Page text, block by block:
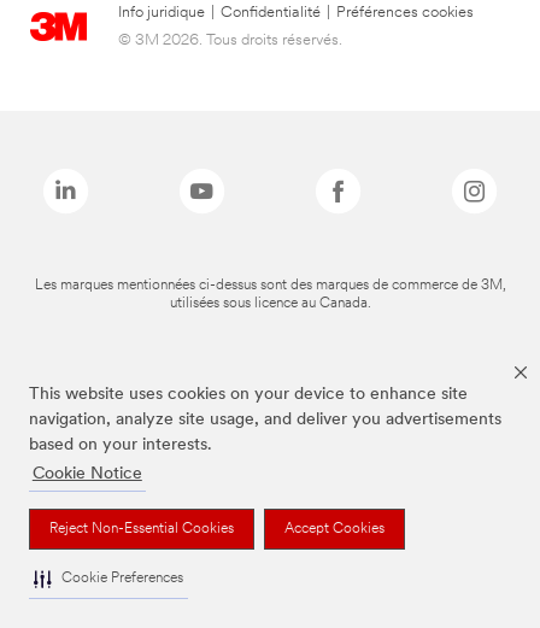
This website uses cookies on your device to enhance site
navigation, analyze site usage, and deliver you advertisements
based on your interests.
Cookie Notice
Reject Non-Essential Cookies Accept Cookies
Cookie Preferences
Info juridique Confidentialité
Préférences cookies
© 3M 2026. Tous droits réservés.
Les marques mentionnées ci-dessus sont des marques de commerce de 3M,
utilisées sous licence au Canada.